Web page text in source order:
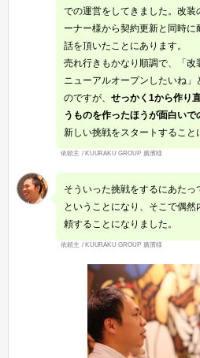
での運営をしてきました。改
ーナー様から契約更新と同時
話を頂いたことにあります。
売れ行きもかなり順調で、「改
ニューアルオープンしたいね
のですが、 せっかく1から作り
うものを作ったほうが面白いで
新しい挑戦をスタートすること
依頼主 / KUURAKU GROUP 廣濱様
そういった挑戦をするにあた
ということになり、そこで偶
頼することになりました。
依頼主 / KUURAKU GROUP 廣濱様